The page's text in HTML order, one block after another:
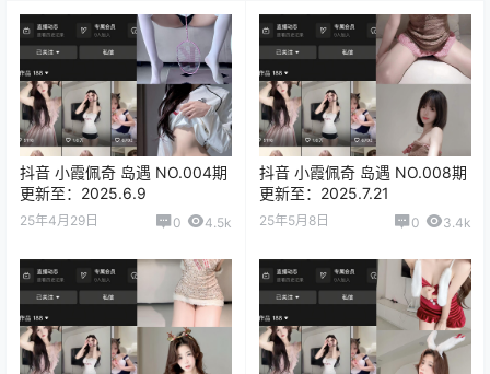
抖音 小霞佩奇 岛遇 NO.004期
更新至：2025.6.9
25年4月29日 0 4.5k
抖音 小霞佩奇 岛遇 NO.008期
更新至：2025.7.21
25年5月8日 0 3.4k